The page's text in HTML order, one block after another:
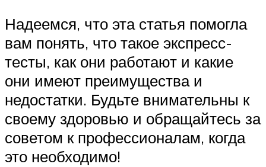
Надеемся, что эта статья помогла
вам понять, что такое экспресс-
тесты, как они работают и какие
они имеют преимущества и
недостатки. Будьте внимательны к
своему здоровью и обращайтесь за
советом к профессионалам, когда
это необходимо!